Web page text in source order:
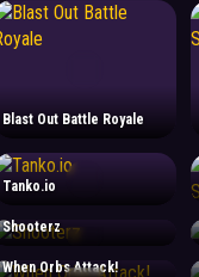
Blast Out Battle Royale
Tanko.io
Shooterz
When Orbs Attack!